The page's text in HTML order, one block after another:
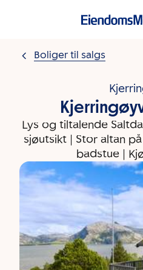
Boliger til salgs
Lys og tiltalende
sjøutsikt | Stor altan
badstue |